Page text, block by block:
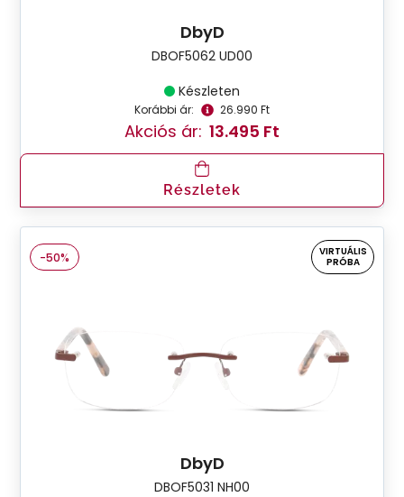
DbyD
DBOF5062 UD00
Készleten
Korábbi ár: 26.990 Ft
Akciós ár: 13.495 Ft
Részletek
-50%
VIRTUÁLIS
PRÓBA
DbyD
DBOF5031 NH00